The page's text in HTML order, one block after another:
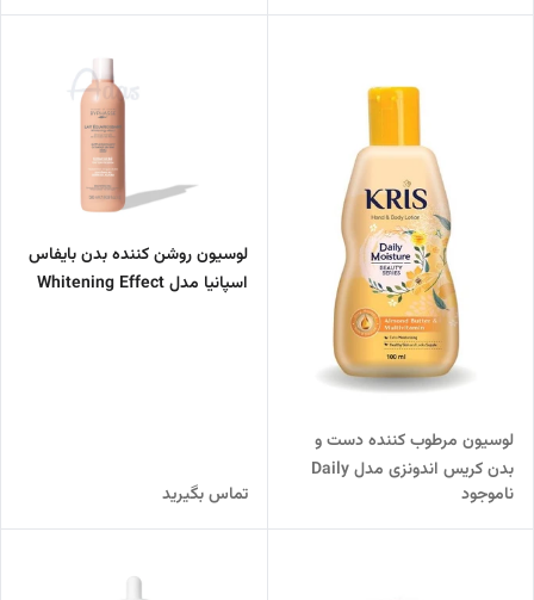
لوسیون مرطوب کننده دست و
بدن کریس اندونزی مدل Daily
Moisture
ناموجود
لوسیون روشن کننده بدن بایفاس
اسپانیا مدل Whitening Effect
تماس بگیرید